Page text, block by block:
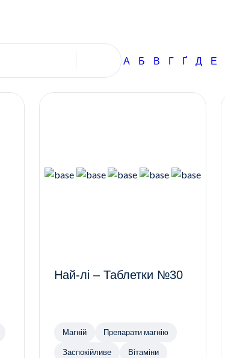
А Б В Г Ґ Д Е
Най-лі – Таблетки №30
Магній Препарати магнію
Заспокійливе Вітаміни